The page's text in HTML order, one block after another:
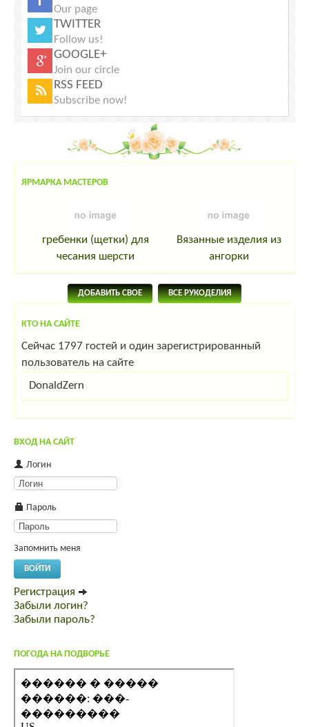
Our page
TWITTER
Follow us!
GOOGLE+
Join our circle
RSS FEED
Subscribe now!
ЯРМАРКА МАСТЕРОВ
гребенки (щетки) для
чесания шерсти
Вязанные изделия из
ангорки
ДОБАВИТЬ СВОЕ ВСЕ РУКОДЕЛИЯ
КТО НА САЙТЕ
Сейчас 1797 гостей и один зарегистрированный
пользователь на сайте
DonaldZern
ВХОД НА САЙТ
Логин
Пароль
Запомнить меня
ВОЙТИ
Регистрация
Забыли логин?
Забыли пароль?
ПОГОДА НА ПОДВОРЬЕ